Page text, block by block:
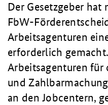
Der Gesetzgeber
FbW-
Arbeitsagenturen
erforderlich
Arbeitsagenturen für
und
an den Jobcentern,